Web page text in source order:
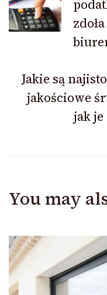
Jakie są
jakościowe
jak je
You may